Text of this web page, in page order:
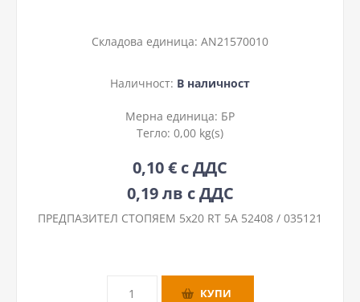
Складова единица: AN21570010
Наличност: В наличност
Мерна единица: БР
Тегло: 0,00 kg(s)
0,10 € с ДДС
0,19 лв с ДДС
ПРЕДПАЗИТЕЛ СТОПЯЕМ 5х20 RT 5A 52408 / 035121